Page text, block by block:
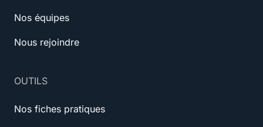
Nos équipes
Nous rejoindre
OUTILS
Nos fiches pratiques